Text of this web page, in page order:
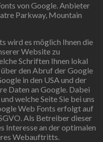
von Google. Anbieter
Parkway, Mountain
wird es möglich Ihnen die
Website zu
Schriften Ihnen lokal
den Abruf der Google
in den USA und der
Daten an Google. Dabei
welche Seite Sie bei uns
Web Fonts erfolgt auf
Als Betreiber dieser
Interesse an der optimalen
Webauftritts.